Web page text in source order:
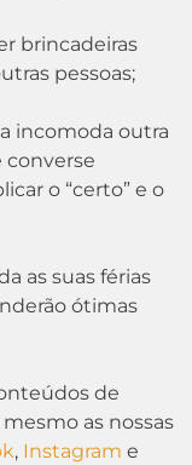
brincadeiras
pessoas;
incomoda outra
converse
o “certo” e o
as suas férias
ótimas
de
as nossas
, Instagram e